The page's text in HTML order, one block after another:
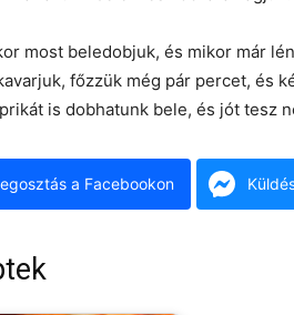
most beledobjuk, és mikor már
főzzük még pár percet, és
is dobhatunk bele, és jót tesz
a Facebookon